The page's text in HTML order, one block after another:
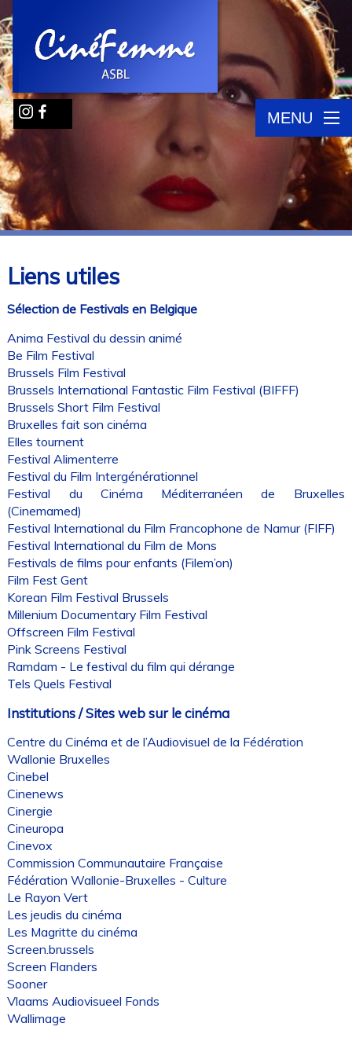
MENU
Liens utiles
Sélection de Festivals en Belgique
Anima Festival du dessin animé
Be Film Festival
Brussels Film Festival
Brussels International Fantastic Film Festival (BIFFF)
Brussels Short Film Festival
Bruxelles fait son cinéma
Elles tournent
Festival Alimenterre
Festival du Film Intergénérationnel
Festival du Cinéma Méditerranéen de Bruxelles
(Cinemamed)
Festival International du Film Francophone de Namur (FIFF)
Festival International du Film de Mons
Festivals de films pour enfants (Filem’on)
Film Fest Gent
Korean Film Festival Brussels
Millenium Documentary Film Festival
Offscreen Film Festival
Pink Screens Festival
Ramdam - Le festival du film qui dérange
Tels Quels Festival
Institutions / Sites web sur le cinéma
Centre du Cinéma et de l’Audiovisuel de la Fédération
Wallonie Bruxelles
Cinebel
Cinenews
Cinergie
Cineuropa
Cinevox
Commission Communautaire Française
Fédération Wallonie-Bruxelles - Culture
Le Rayon Vert
Les jeudis du cinéma
Les Magritte du cinéma
Screen.brussels
Screen Flanders
Sooner
Vlaams Audiovisueel Fonds
Wallimage